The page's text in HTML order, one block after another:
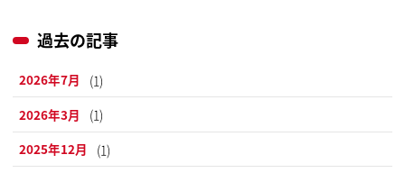
過去の記事
2026年7月
(1)
2026年3月
(1)
2025年12月
(1)